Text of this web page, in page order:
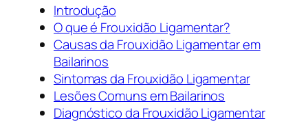
Introdução
O que é Frouxidão Ligamentar?
Causas da Frouxidão Ligamentar em
Bailarinos
Sintomas da Frouxidão Ligamentar
Lesões Comuns em Bailarinos
Diagnóstico da Frouxidão Ligamentar